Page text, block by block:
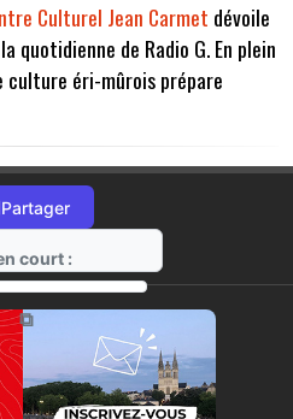
Culturel Jean Carmet dévoile
quotidienne de Radio G. En plein
culture éri-mûrois prépare
Partager
court :
https://radio-g.fr?7677
⧉